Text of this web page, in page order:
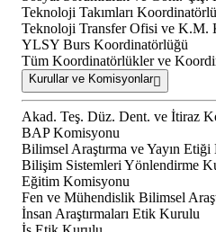
Teknoloji Takımları
Teknoloji Transfer Ofisi ve K.M.
YLSY Burs Koordinatörlüğü
Tüm Koordinatörlükler ve
Kurullar ve Komisyonlar
Akad. Teş. Düz. Dent. ve İtiraz
BAP Komisyonu
Bilimsel Araştırma ve Yayın
Bilişim Sistemleri Yönlendirme
Eğitim Komisyonu
Fen ve Mühendislik Bilimsel
İnsan Araştırmaları Etik Kurulu